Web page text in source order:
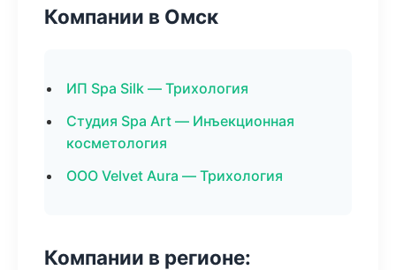
Компании в Омск
ИП Spa Silk — Трихология
Студия Spa Art — Инъекционная
косметология
ООО Velvet Aura — Трихология
Компании в регионе: